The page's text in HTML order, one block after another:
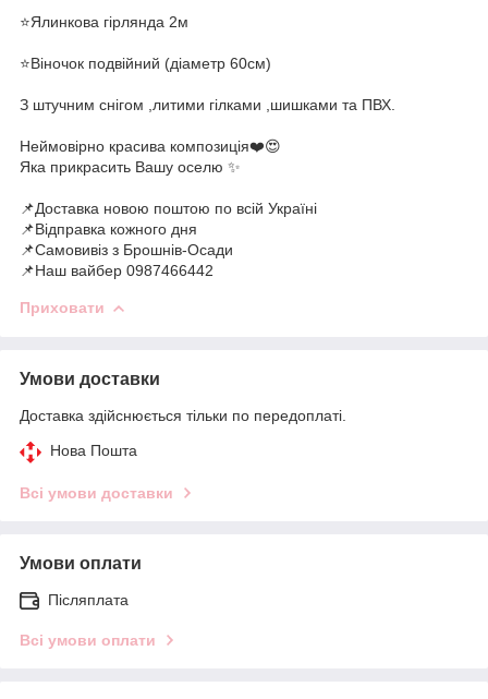
⭐️Ялинкова гірлянда 2м
⭐️Віночок подвійний (діаметр 60см)
З штучним снігом ,литими гілками ,шишками та ПВХ.
Неймовірно красива композиція❤️😍
Яка прикрасить Вашу оселю ✨
📌Доставка новою поштою по всій Україні
📌Відправка кожного дня
📌Самовивіз з Брошнів-Осади
📌Наш вайбер 0987466442
Приховати
Умови доставки
Доставка здійснюється тільки по передоплаті.
Нова Пошта
Всі умови доставки
Умови оплати
Післяплата
Всі умови оплати